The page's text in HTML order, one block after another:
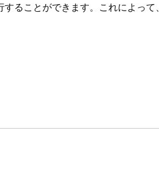
することができます。これによって、